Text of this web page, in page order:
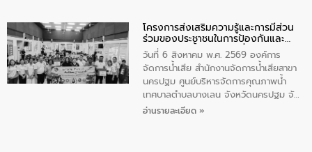
ประชาชน ตัวแทนจากโรงแรมต่างๆ ในเขต
เทศบาลตำบลราไวย์ ศูนย์บริหารจัดการ
คุณภาพน้ำเทศบาลตำบลราไวย์ นำโดยนาย
น้อย แก้วเศษ ผู้จัดการสำนักงานจัดการน้ำ
เสียสาขาภูเก็ต พร้อมด้วยเจ้าหน้าที่ จำนวน
5 คน ร่วมทำกิจกรรม ทำความสะอาด
ชายหาดและแหล่งท่องเที่ยว ณ บริเวณ
โครงการส่งเสริมความรู้และการมีส่วน
ร่วมของประชาชนในการป้องกันและ
แก้ไขปัญหาน้ำเสียอย่างยั่งยืน
วันที่ 6 สิงหาคม พ.ศ. 2569 องค์การ
จัดการน้ำเสีย สำนักงานจัดการน้ำเสียสาขา
นครปฐม ศูนย์บริหารจัดการคุณภาพน้ำ
เทศบาลตำบลบางเลน จังหวัดนครปฐม จัด
กิจกรรมภายใต้โครงการส่งเสริมความรู้และ
อ่านรายละเอียด »